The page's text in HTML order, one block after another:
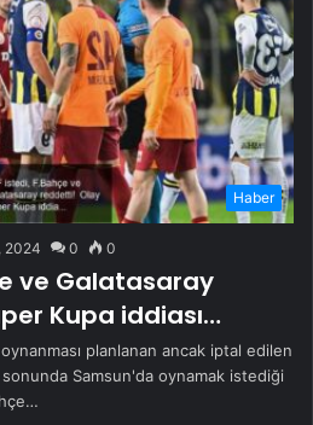
Haber
2024 0 0
ve Galatasaray
Kupa iddiası…
planlanan ancak iptal edilen
sonunda Samsun'da oynamak istediği